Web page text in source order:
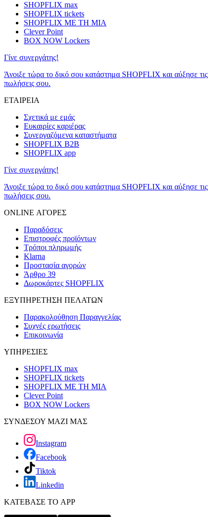
SHOPFLIX max
SHOPFLIX tickets
SHOPFLIX ΜΕ ΤΗ ΜΙΑ
Clever Point
BOX NOW Lockers
Γίνε συνεργάτης!
Άνοιξε τώρα το δικό σου κατάστημα SHOPFLIX και αύξησε τις
πωλήσεις σου.
ΕΤΑΙΡΕΙΑ
Σχετικά με εμάς
Ευκαιρίες καριέρας
Συνεργαζόμενα καταστήματα
SHOPFLIX B2B
SHOPFLIX app
Γίνε συνεργάτης!
Άνοιξε τώρα το δικό σου κατάστημα SHOPFLIX και αύξησε τις
πωλήσεις σου.
ONLINE ΑΓΟΡΕΣ
Παραδόσεις
Επιστροφές προϊόντων
Τρόποι πληρωμής
Klarna
Προστασία αγορών
Άρθρο 39
Δωροκάρτες SHOPFLIX
ΕΞΥΠΗΡΕΤΗΣΗ ΠΕΛΑΤΩΝ
Παρακολούθηση Παραγγελίας
Συχνές ερωτήσεις
Επικοινωνία
ΥΠΗΡΕΣΙΕΣ
SHOPFLIX max
SHOPFLIX tickets
SHOPFLIX ΜΕ ΤΗ ΜΙΑ
Clever Point
BOX NOW Lockers
ΣΥΝΔΕΣΟΥ ΜΑΖΙ ΜΑΣ
Instagram
Facebook
Tiktok
Linkedin
ΚΑΤΕΒΑΣΕ ΤΟ APP